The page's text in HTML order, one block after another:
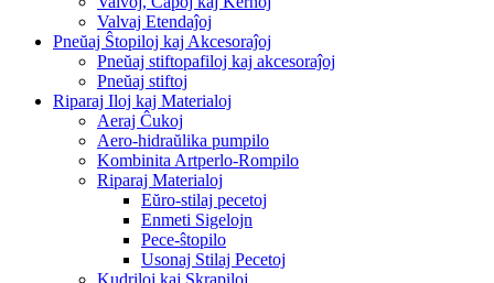
Valvaj Etendaĵoj
Pneŭaj Ŝtopiloj kaj Akcesoraĵoj
Pneŭaj stiftopafiloj kaj akcesoraĵoj
Pneŭaj stiftoj
Riparaj Iloj kaj Materialoj
Aeraj Ĉukoj
Aero-hidraŭlika pumpilo
Kombinita Artperlo-Rompilo
Riparaj Materialoj
Eŭro-stilaj pecetoj
Enmeti Sigelojn
Pece-ŝtopilo
Usonaj Stilaj Pecetoj